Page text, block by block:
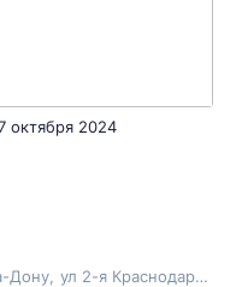
октября 2024
Дону ул 2-я Краснодарская